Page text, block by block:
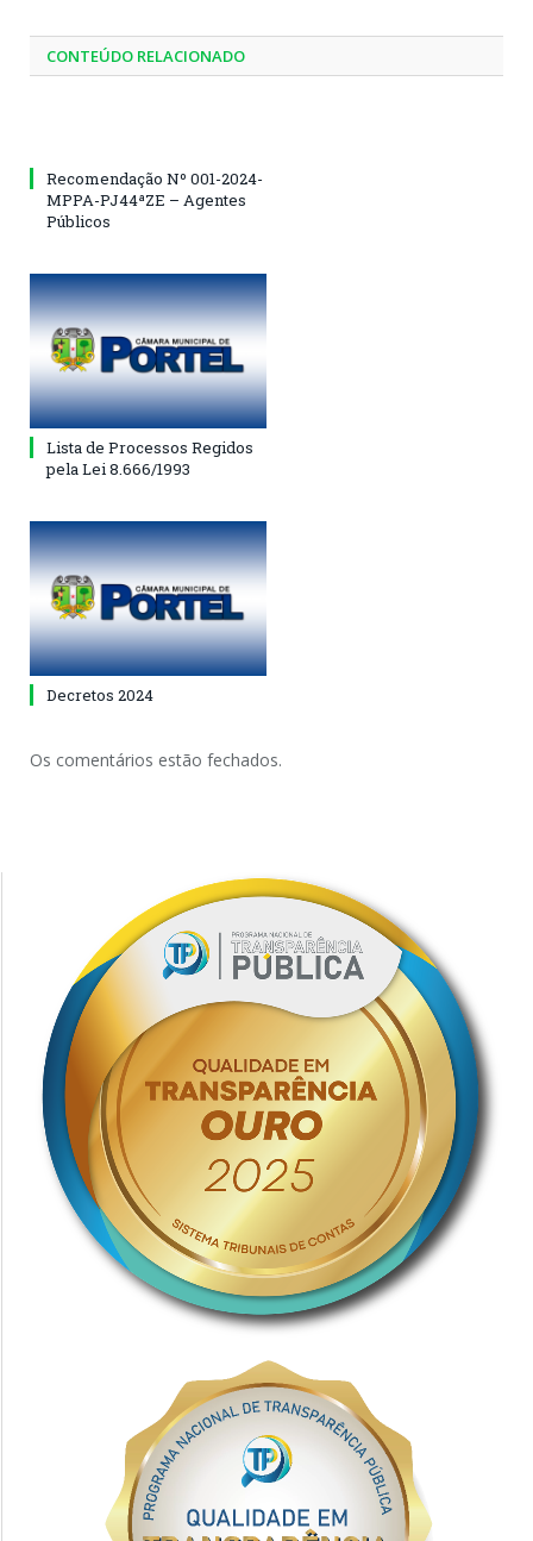
CONTEÚDO RELACIONADO
Recomendação Nº 001-2024-
MPPA-PJ44ªZE – Agentes
Públicos
Lista de Processos Regidos
pela Lei 8.666/1993
Decretos 2024
Os comentários estão fechados.